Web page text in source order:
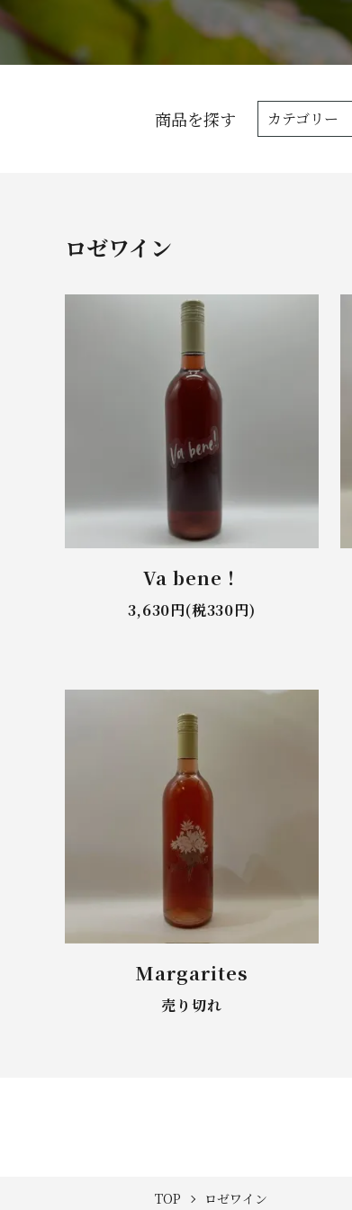
商品を探す カテゴリー
ロゼワイン
Va bene！
3,630円(税330円)
Margarites
売り切れ
TOP ロゼワイン